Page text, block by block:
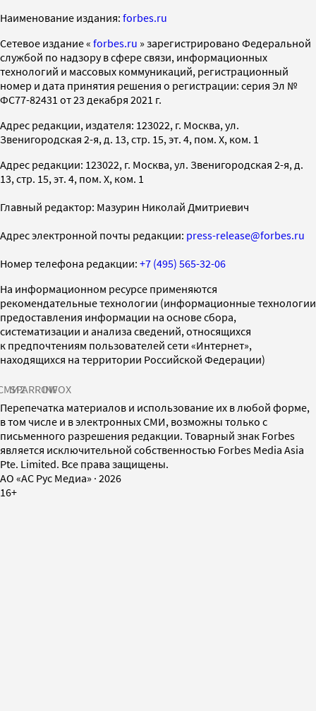
Наименование издания: forbes.ru
Cетевое издание « forbes.ru » зарегистрировано Федеральной
службой по надзору в сфере связи, информационных
технологий и массовых коммуникаций, регистрационный
номер и дата принятия решения о регистрации: серия Эл №
ФС77-82431 от 23 декабря 2021 г.
Адрес редакции, издателя: 123022, г. Москва, ул.
Звенигородская 2-я, д. 13, стр. 15, эт. 4, пом. X, ком. 1
Адрес редакции: 123022, г. Москва, ул. Звенигородская 2-я, д.
13, стр. 15, эт. 4, пом. X, ком. 1
Главный редактор: Мазурин Николай Дмитриевич
Адрес электронной почты редакции: press-release@forbes.ru
Номер телефона редакции: +7 (495) 565-32-06
На информационном ресурсе применяются
рекомендательные технологии (информационные технологии
предоставления информации на основе сбора,
систематизации и анализа сведений, относящихся
к предпочтениям пользователей сети «Интернет»,
находящихся на территории Российской Федерации)
SPARROWINFOX
Перепечатка материалов и использование их в любой форме,
в том числе и в электронных СМИ, возможны только с
письменного разрешения редакции. Товарный знак Forbes
является исключительной собственностью Forbes Media Asia
Pte. Limited. Все права защищены.
AO «АС Рус Медиа» · 2026
16+